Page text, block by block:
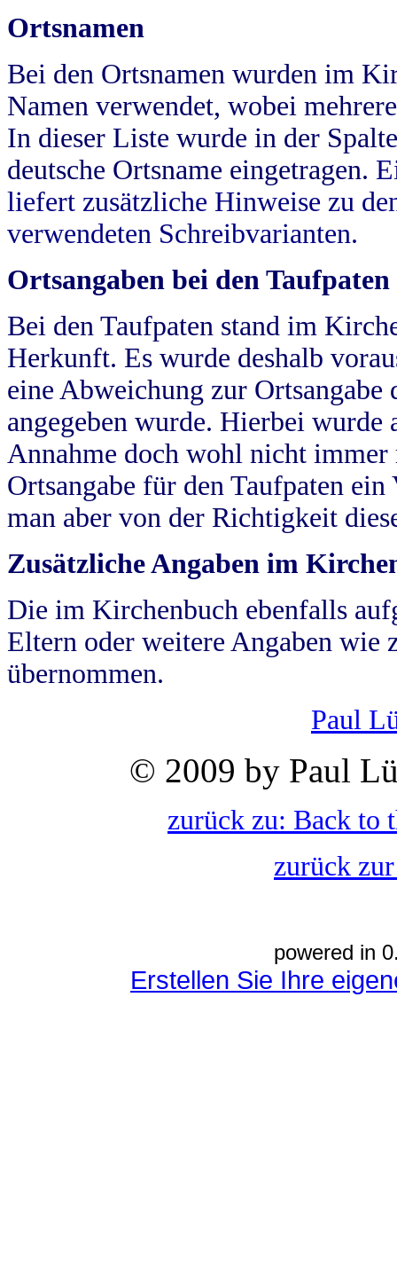
Ortsnamen
Bei den Ortsnamen wurden im
Namen verwendet, wobei
In dieser Liste wurde in der
deutsche Ortsname eingetragen.
liefert zusätzliche Hinweise zu
verwendeten Schreibvarianten.
Ortsangaben bei den Taufpaten
Bei den Taufpaten stand im
Herkunft. Es wurde deshalb
eine Abweichung zur
angegeben wurde. Hierbei wurde
Annahme doch wohl nicht
Ortsangabe für den Taufpaten
man aber von der Richtigkeit
Zusätzliche Angaben im
Die im Kirchenbuch ebenfalls
Eltern oder weitere Angaben wie
übernommen.
Paul
© 2009 by Paul
zurück zu: Back to
zurück
powered in
Erstellen Sie Ihre